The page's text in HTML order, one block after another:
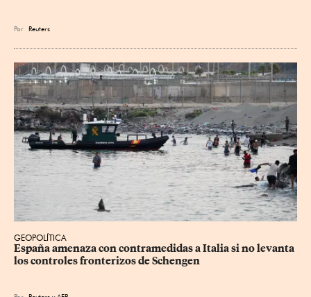
Por Reuters
GEOPOLÍTICA
España amenaza con contramedidas a Italia si no levanta
los controles fronterizos de Schengen